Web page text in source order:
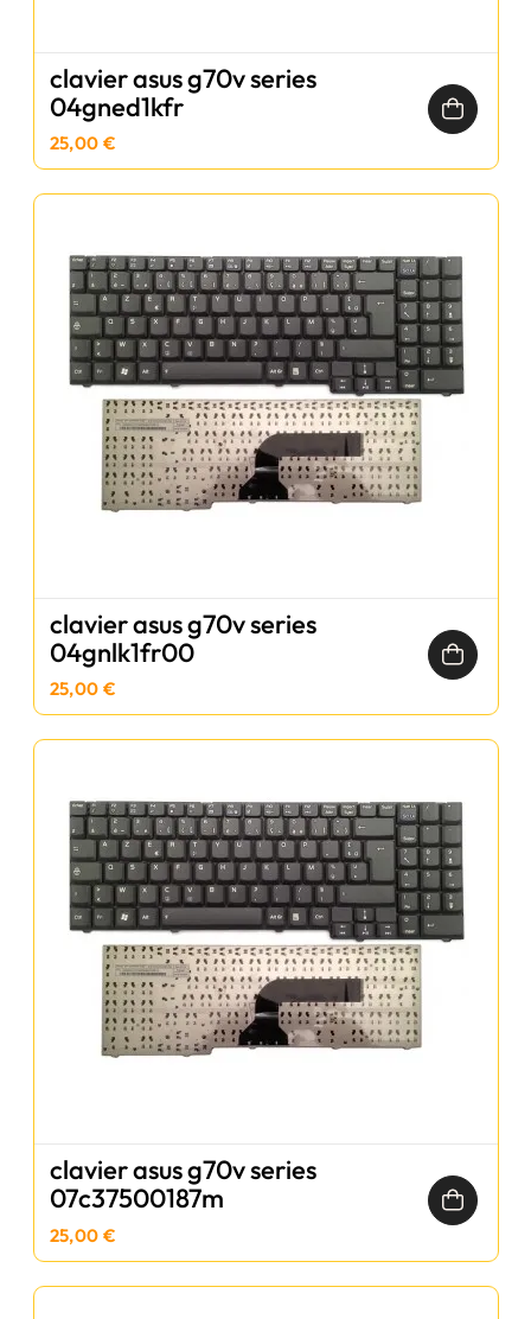
clavier asus g70v series
04gned1kfr
25,00 €
clavier asus g70v series
04gnlk1fr00
25,00 €
clavier asus g70v series
07c37500187m
25,00 €